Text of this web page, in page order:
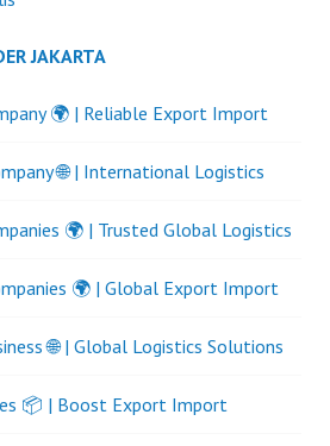
JAKARTA
🌍 | Reliable Export Import
🌐 | International Logistics
🌍 | Trusted Global Logistics
🌍 | Global Export Import
🌐 | Global Logistics Solutions
📦 | Boost Export Import